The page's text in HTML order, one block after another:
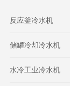
反应釜冷水机
储罐冷却冷水机
水冷工业冷水机